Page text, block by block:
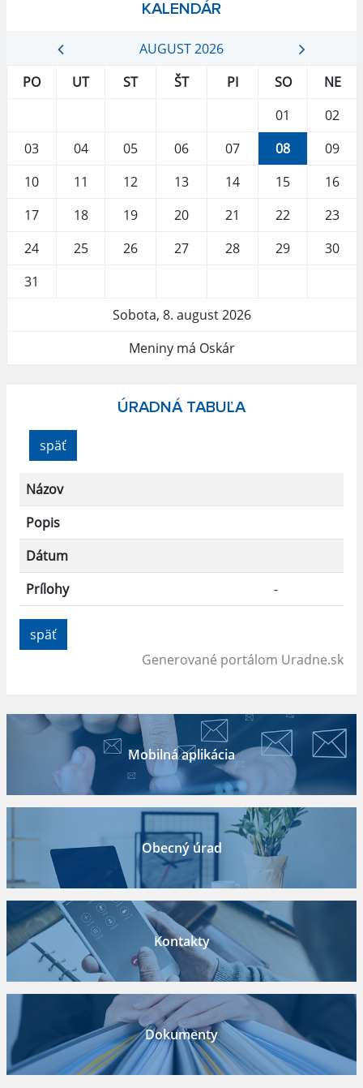
KALENDÁR
AUGUST 2026
PO
UT ST ŠT PI SO
NE
01
02
03
04 05 06 07 08
09
10
11 12 13 14 15
16
17
18 19 20 21 22
23
24
25 26 27 28 29
30
31
Sobota, 8. august 2026
Meniny má Oskár
ÚRADNÁ TABUĽA
späť
Názov
Popis
Dátum
Prílohy
-
späť
Generované portálom Uradne.sk
Mobilná aplikácia
Obecný úrad
Kontakty
Dokumenty